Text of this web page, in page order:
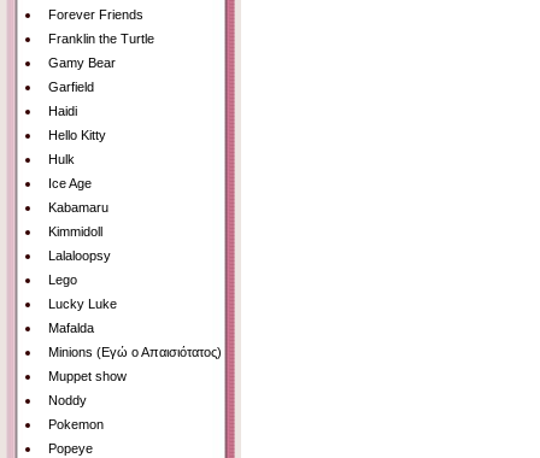
Forever Friends
Franklin the Turtle
Gamy Bear
Garfield
Haidi
Hello Kitty
Hulk
Ice Age
Kabamaru
Kimmidoll
Lalaloopsy
Lego
Lucky Luke
Mafalda
Minions (Εγώ ο Απαισιότατος)
Muppet show
Noddy
Pokemon
Popeye